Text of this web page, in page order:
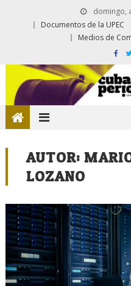
domingo,
Documentos de la UPEC
Medios de
AUTOR:
LOZANO